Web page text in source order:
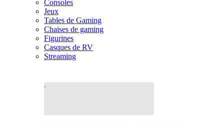
Consoles
Jeux
Tables de Gaming
Chaises de gaming
Figurines
Casques de RV
Streaming